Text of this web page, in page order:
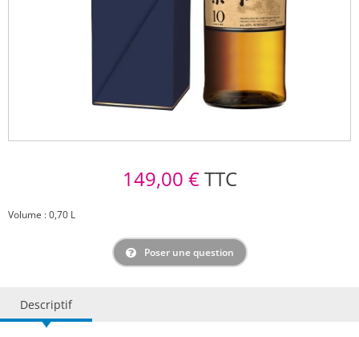
149,00 €TTC
Volume : 0,70 L
Poser une question
Descriptif